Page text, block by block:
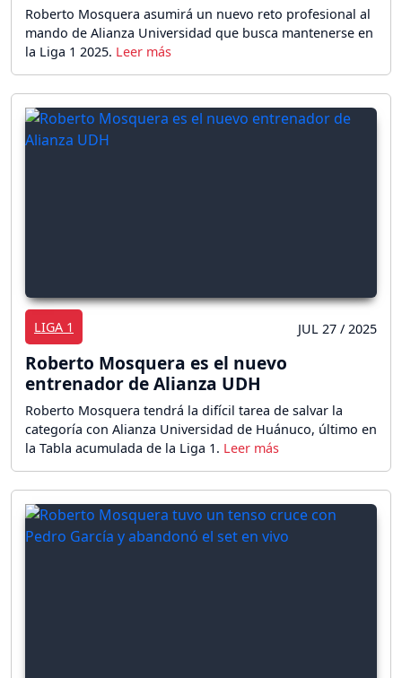
Roberto Mosquera asumirá un nuevo reto profesional al
mando de Alianza Universidad que busca mantenerse en
la Liga 1 2025.
LIGA 1 JUL 27 / 2025
Roberto Mosquera es el nuevo
entrenador de Alianza UDH
Roberto Mosquera tendrá la difícil tarea de salvar la
categoría con Alianza Universidad de Huánuco, último en
la Tabla acumulada de la Liga 1.